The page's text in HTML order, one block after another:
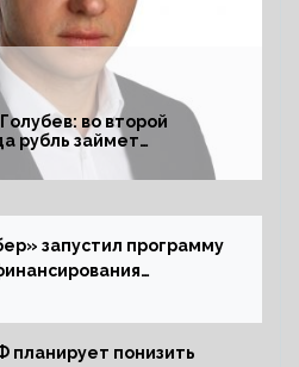
во второй
рубль займет
запустил программу
планирует понизить